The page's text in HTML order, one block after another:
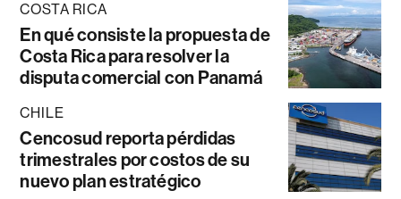
COSTA RICA
En qué consiste la propuesta de
Costa Rica para resolver la
disputa comercial con Panamá
CHILE
Cencosud reporta pérdidas
trimestrales por costos de su
nuevo plan estratégico